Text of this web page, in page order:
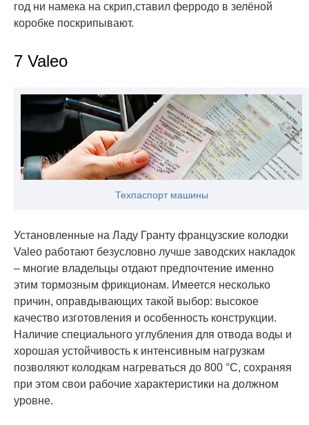
год ни намека на скрип,ставил ферродо в зелёной
коробке поскрипывают.
7 Valeo
Техпаспорт машины
Установленные на Ладу Гранту французские колодки
Valeo работают безусловно лучше заводских накладок
– многие владельцы отдают предпочтение именно
этим тормозным фрикционам. Имеется несколько
причин, оправдывающих такой выбор: высокое
качество изготовления и особенность конструкции.
Наличие специального углубления для отвода воды и
хорошая устойчивость к интенсивным нагрузкам
позволяют колодкам нагреваться до 800 °C, сохраняя
при этом свои рабочие характеристики на должном
уровне.